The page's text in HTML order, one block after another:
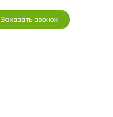
Заказать звонок